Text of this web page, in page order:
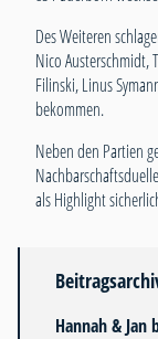
Des Weiteren
Nico Austerschmidt,
Filinski, Linus
bekommen.
Neben den Partien
als Highlight
Hannah & Jan